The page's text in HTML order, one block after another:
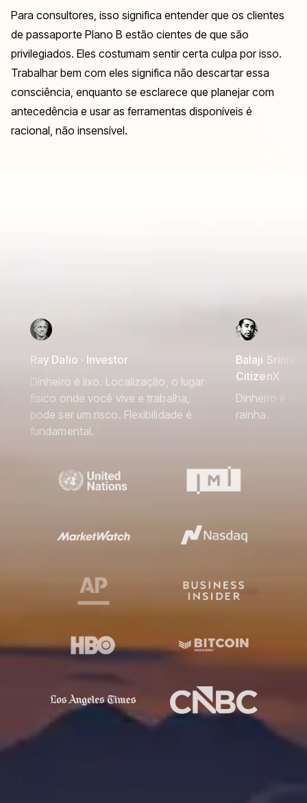
Para consultores, isso significa entender que os clientes
de passaporte Plano B estão cientes de que são
privilegiados. Eles costumam sentir certa culpa por isso.
Trabalhar bem com eles significa não descartar essa
consciência, enquanto se esclarece que planejar com
antecedência e usar as ferramentas disponíveis é
racional, não insensível.
Ray Dalio · Investor
Dinheiro é lixo. Localização, o lugar
físico onde você vive e trabalha,
pode ser um risco. Flexibilidade é
fundamental.
Balaji
CitizenX
Dinheiro é
rainha.